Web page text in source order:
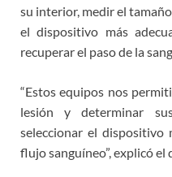
su interior, medir el
el dispositivo más
recuperar el paso de la
“Estos equipos nos
lesión y determinar
seleccionar el dispositivo
flujo sanguíneo”, explicó el